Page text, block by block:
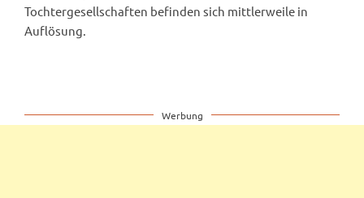
Tochtergesellschaften befinden sich mittlerweile in
Auflösung.
Werbung